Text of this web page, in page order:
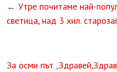
← Утре почитаме най-
светица, над 3 хил.
За осми път